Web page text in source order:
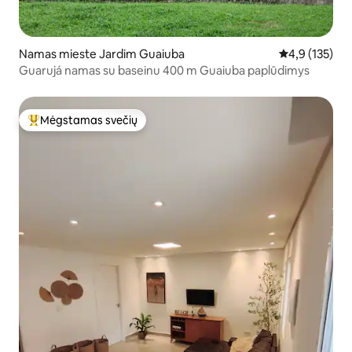
Namas mieste Jardim Guaiuba Vidutinis
4,9 (135)
Guarujá namas su baseinu 400 m Guaiuba paplūdimys
Svečių mėgstamiausias
Mėgstamas svečių